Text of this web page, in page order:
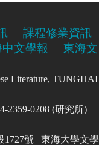
課程修業資訊
文學報
東海文
Literature, TUNGHAI
2359-0208 (研究所)
1727號 東海大學文學